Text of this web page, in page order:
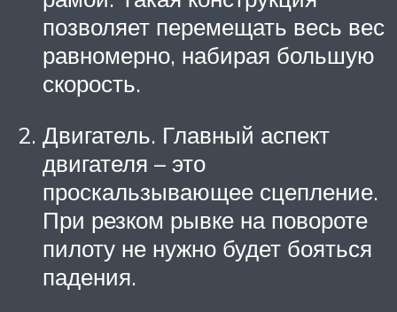
позволяет перемещать весь вес
равномерно, набирая большую
скорость.
Двигатель. Главный аспект
двигателя – это
проскальзывающее сцепление.
При резком рывке на повороте
пилоту не нужно будет бояться
падения.